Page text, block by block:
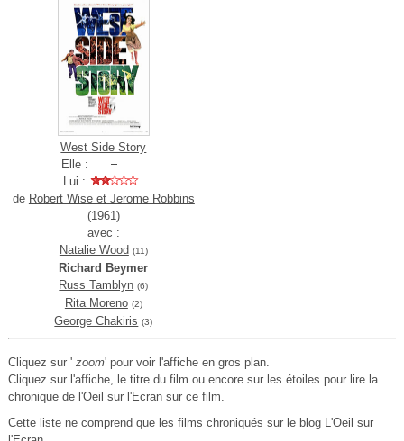
West Side Story
Elle :
Lui :
de Robert Wise et Jerome Robbins
(1961)
avec :
Natalie Wood (11)
Richard Beymer
Russ Tamblyn (6)
Rita Moreno (2)
George Chakiris (3)
Cliquez sur ' zoom' pour voir l'affiche en gros plan.
Cliquez sur l'affiche, le titre du film ou encore sur les étoiles pour lire la
chronique de l'Oeil sur l'Ecran sur ce film.
Cette liste ne comprend que les films chroniqués sur le blog L'Oeil sur